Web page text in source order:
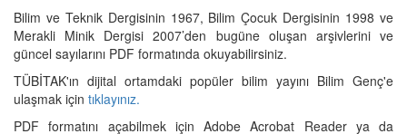
Bilim ve Teknik Dergisinin 1967, Bilim Çocuk Dergisinin 1998 ve
Merakli Minik Dergisi 2007’den bugüne oluşan arşivlerini ve
güncel sayılarını PDF formatında okuyabilirsiniz.
TÜBİTAK'ın dijital ortamdaki popüler bilim yayını Bilim Genç'e
ulaşmak için tıklayınız.
PDF formatını açabilmek için Adobe Acrobat Reader ya da